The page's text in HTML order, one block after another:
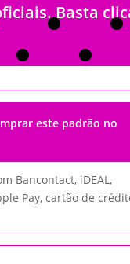
Basta
este padrão no
Bancontact, iDEAL,
Pay, cartão de